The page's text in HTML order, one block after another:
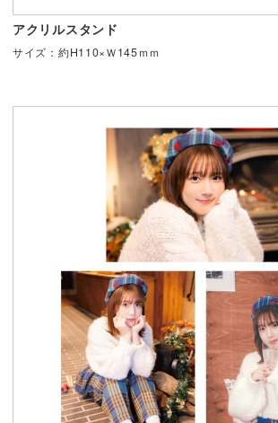
アクリルスタンド
サイズ：約H110×Ｗ145ｍｍ